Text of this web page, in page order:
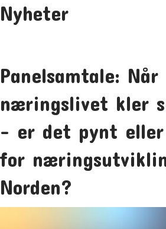
Nyheter
Panelsamtale: Når
næringslivet kler
– er det pynt
for
Norden?